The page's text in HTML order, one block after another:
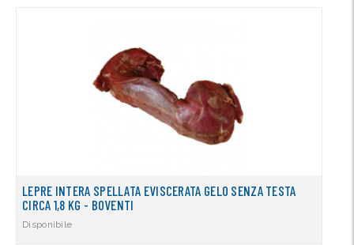
LEPRE INTERA SPELLATA EVISCERATA GELO SENZA TESTA
CIRCA 1,8 KG - BOVENTI
Disponibile